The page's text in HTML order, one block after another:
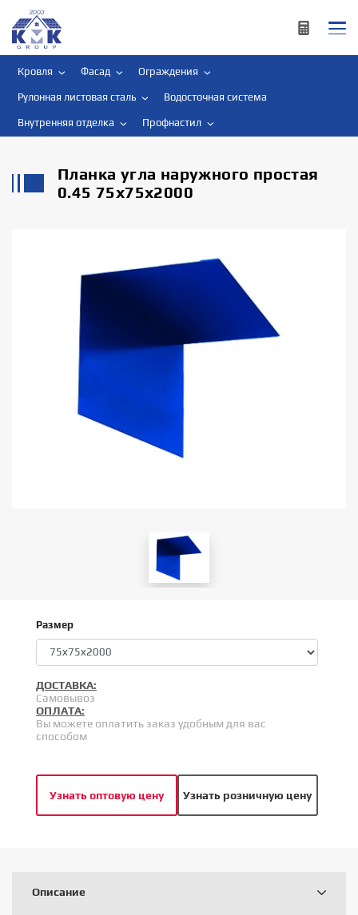
Кровля Фасад Ограждения
Рулонная листовая сталь Водосточная система
Внутренняя отделка Профнастил
Планка угла наружного простая
0.45 75х75х2000
Размер
ДОСТАВКА:
Самовывоз
ОПЛАТА:
Вы можете оплатить заказ удобным для вас
способом
Узнать оптовую цену Узнать розничную цену
Описание